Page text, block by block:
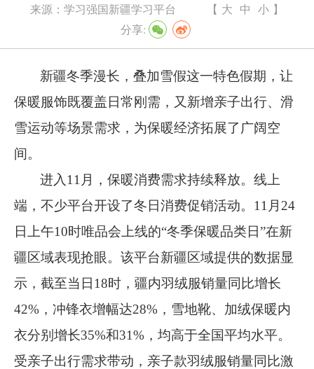
来源： 学习强国新疆学习平台 【 大 中 小 】
分享:
新疆冬季漫长，叠加雪假这一特色假期，让
保暖服饰既覆盖日常刚需，又新增亲子出行、滑
雪运动等场景需求，为保暖经济拓展了广阔空
间。
进入 11 月，保暖消费需求持续释放。线上
端，不少平台开设了冬日消费促销活动。 11 月 24
日上午10时唯品会上线的“冬季保暖品类日”在新
疆区域表现抢眼。该平台新疆区域提供的数据显
示，截至当日18时，疆内羽绒服销量同比增长
42% ，冲锋衣增幅达28% ，雪地靴、加绒保暖内
衣分别增长35%和31% ，均高于全国平均水平。
受亲子出行需求带动，亲子款羽绒服销量同比激